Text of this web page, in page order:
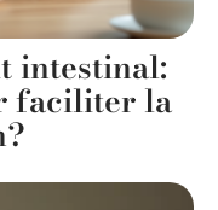
intestinal:
faciliter la